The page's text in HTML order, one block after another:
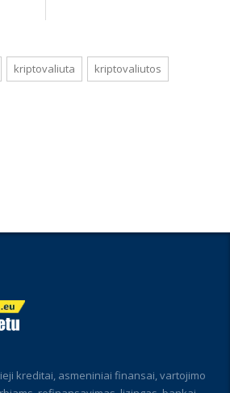
kriptovaliuta kriptovaliutos
kreditai, asmeniniai finansai, vartojimo